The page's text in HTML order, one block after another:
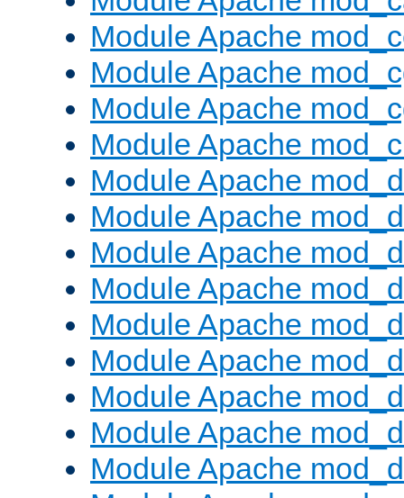
Module Apache
Module Apache
Module Apache
Module Apache
Module Apache
Module Apache
Module Apache
Module Apache
Module Apache
Module Apache
Module Apache
Module Apache
Module Apache